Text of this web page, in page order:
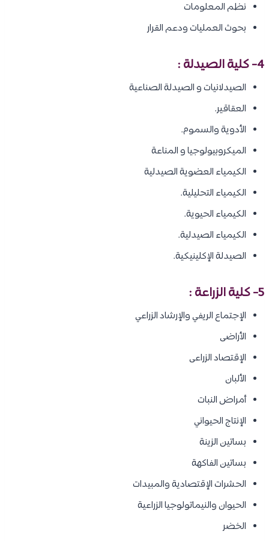
نظم المعلومات
بحوث العمليات ودعم القرار
4- كلية الصيدلة :
الصيدلانيات و الصيدلة الصناعية
العقاقير.
الأدوية والسموم.
الميكروبيولوجيا و المناعة
الكيمياء العضوية الصيدلية
الكيمياء التحليلية.
الكيمياء الحيوية.
الكيمياء الصيدلية.
الصيدلة الإكلينيكية.
5- كلية الزراعة :
الإجتماع الريفي والإرشاد الزراعي
الأراضى
الإقتصاد الزراعى
الألبان
أمراض النبات
الإنتاج الحيواني
بساتين الزينة
بساتين الفاكهة
الحشرات الإقتصادية والمبيدات
الحيوان والنيماتولوجيا الزراعية
الخضر